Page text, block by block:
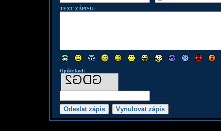
TEXT ZÁPISU:
Opište kod: